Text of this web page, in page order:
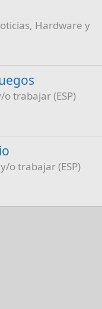
Hardware y
trabajar (ESP)
o trabajar (ESP)